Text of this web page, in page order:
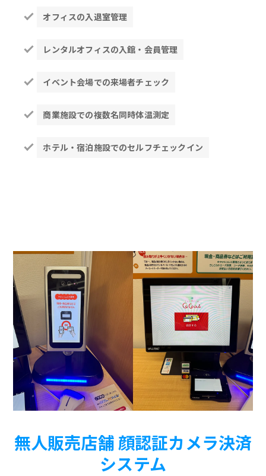
オフィスの入退室管理
レンタルオフィスの入館・会員管理
イベント会場での来場者チェック
商業施設での複数名同時体温測定
ホテル・宿泊施設でのセルフチェックイン
無人販売店舗 顔認証カメラ決済
システム